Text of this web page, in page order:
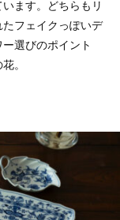
ます。どちらもリ
フェイクっぽいデ
選びのポイント
。